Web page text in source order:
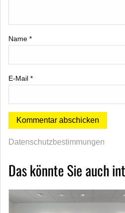
Name *
E-Mail *
Datenschutzbestimmungen
Das könnte Sie auch